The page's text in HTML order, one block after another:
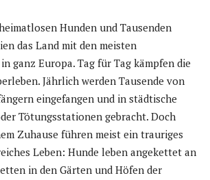
Hunden und Tausenden
das Land mit den meisten
ganz Europa. Tag für Tag kämpfen die
Jährlich werden Tausende von
eingefangen und in städtische
Tötungsstationen gebracht. Doch
Zuhause führen meist ein trauriges
Leben: Hunde leben angekettet an
in den Gärten und Höfen der